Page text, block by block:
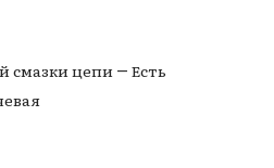
смазки цепи ― Есть